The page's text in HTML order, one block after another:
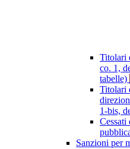
Titolari
co. 1,
tabelle)
Titolari
1-bis,
Cessati
Sanzioni per